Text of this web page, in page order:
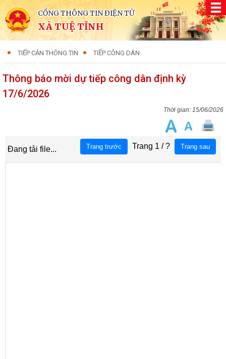
CỔNG THÔNG TIN ĐIỆN TỬ
XÃ TUỆ TĨNH
TIẾP CẬN THÔNG TIN TIẾP CÔNG DÂN
Thông báo mời dự tiếp công dân định kỳ
17/6/2026
15/06/2026